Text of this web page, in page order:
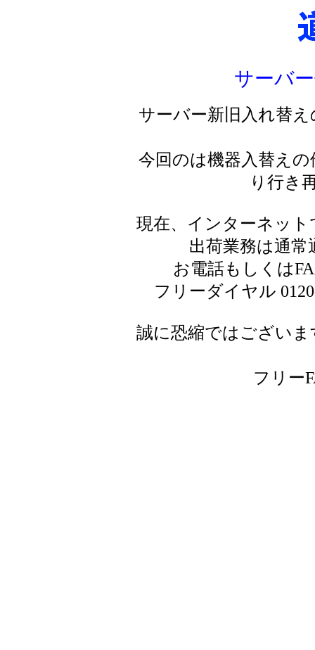
サーバ
サーバー新旧入れ替
今回のは機器入替え
り行き
現在、インターネッ
出荷業務は通
お電話もしくは
フリーダイヤル
誠に恐縮ではござい
フリー